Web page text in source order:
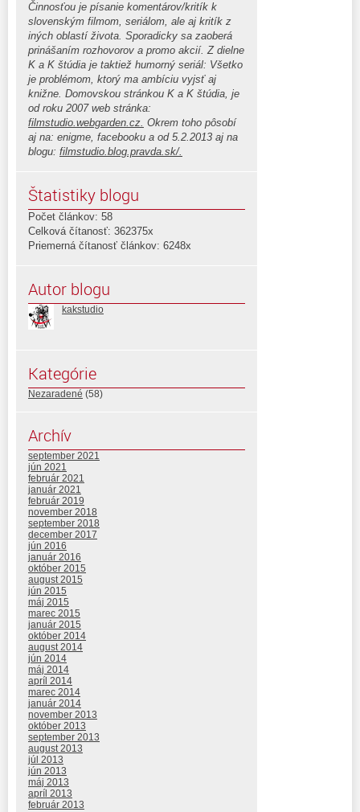
Činnosťou je písanie komentárov/kritík k
slovenským filmom, seriálom, ale aj kritík z
iných oblastí života. Sporadicky sa zaoberá
prinášaním rozhovorov a promo akcií. Z dielne
K a K štúdia je taktiež humorný seriál: Všetko
je problémom, ktorý ma ambíciu vyjsť aj
knižne. Domovskou stránkou K a K štúdia, je
od roku 2007 web stránka:
filmstudio.webgarden.cz. Okrem toho pôsobí
aj na: enigme, facebooku a od 5.2.2013 aj na
blogu: filmstudio.blog.pravda.sk/.
Štatistiky blogu
Počet článkov: 58
Celková čítanosť: 362375x
Priemerná čítanosť článkov: 6248x
Autor blogu
kakstudio
Kategórie
Nezaradené (58)
Archív
september 2021
jún 2021
február 2021
január 2021
február 2019
november 2018
september 2018
december 2017
jún 2016
január 2016
október 2015
august 2015
jún 2015
máj 2015
marec 2015
január 2015
október 2014
august 2014
jún 2014
máj 2014
apríl 2014
marec 2014
január 2014
november 2013
október 2013
september 2013
august 2013
júl 2013
jún 2013
máj 2013
apríl 2013
február 2013